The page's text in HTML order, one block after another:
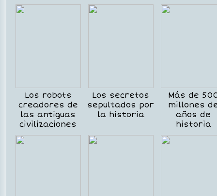
Los robots
creadores de
las antiguas
civilizaciones
Los secretos
sepultados por
la historia
Más de
millones
años de
historia